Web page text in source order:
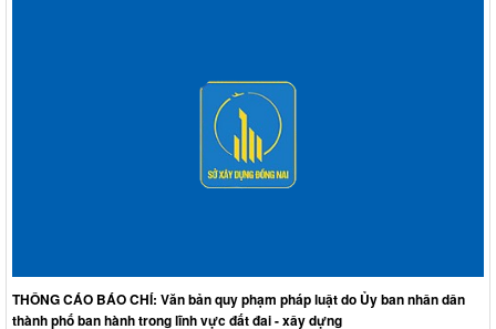
THÔNG CÁO BÁO CHÍ: Văn bản quy phạm pháp luật do Ủy ban nhân dân
thành phố ban hành trong lĩnh vực đất đai - xây dựng